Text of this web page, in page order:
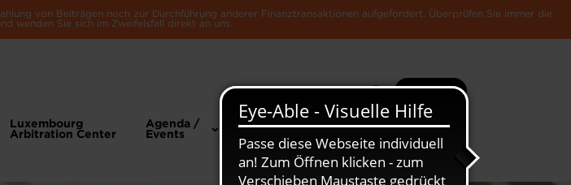
von Beiträgen noch zur Durchführung anderer Finanztransaktionen aufgefordert. Überprüfen Sie immer die
wenden Sie sich im Zweifelsfall direkt an uns.
Suche Mehr
Luxembourg
Arbitration Center
Agenda /
Events
News &
Die Luxemburger